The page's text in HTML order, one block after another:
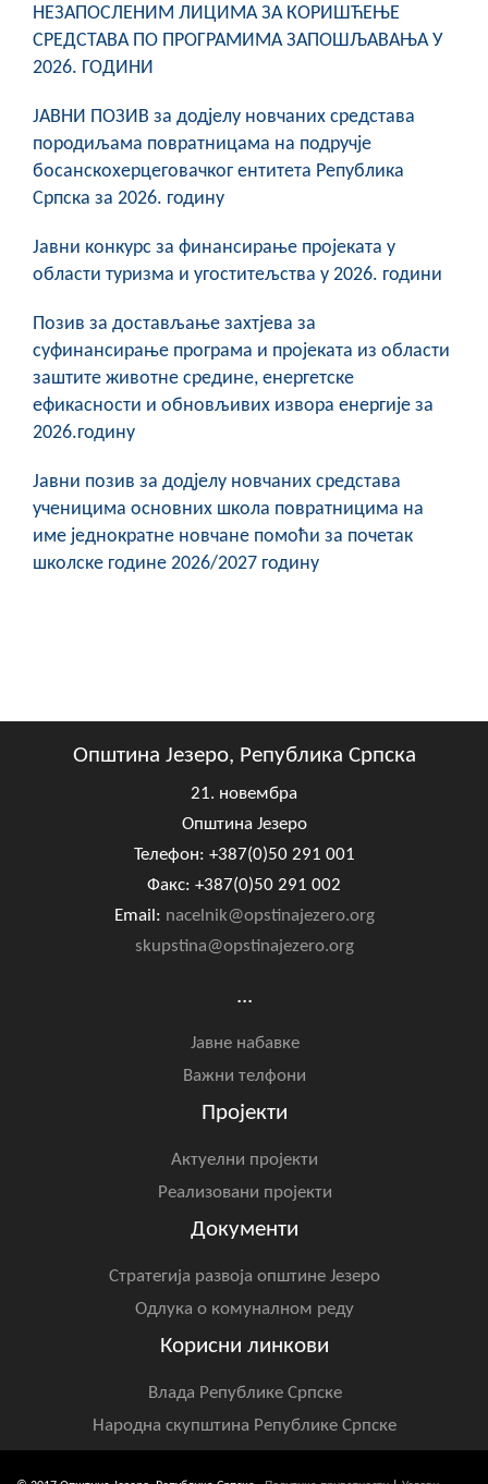
НЕЗАПОСЛЕНИМ ЛИЦИМА ЗА КОРИШЋЕЊЕ
СРЕДСТАВА ПО ПРОГРАМИМА ЗАПОШЉАВАЊА У
2026. ГОДИНИ
ЈАВНИ ПОЗИВ за додјелу новчаних средстава
породиљама повратницама на подручје
босанскохерцеговачког ентитета Република
Српска за 2026. годину
Јавни конкурс за финансирање пројеката у
области туризма и угоститељства у 2026. години
Позив за достављање захтјева за
суфинансирање програма и пројеката из области
заштите животне средине, енергетске
ефикасности и обновљивих извора енергије за
2026.годину
Јавни позив за додјелу новчаних средстава
ученицима основних школа повратницима на
име једнократне новчане помоћи за почетак
школске године 2026/2027 годину
Општина Језеро, Република Српска
21. новембра
Општина Језеро
Телефон: +387(0)50 291 001
Факс: +387(0)50 291 002
Email: nacelnik@opstinajezero.org
skupstina@opstinajezero.org
...
Јавне набавке
Важни телфони
Пројекти
Актуелни пројекти
Реализовани пројекти
Документи
Стратегија развоја општине Језеро
Одлука о комуналном реду
Корисни линкови
Влада Републике Српске
Народна скупштина Републике Српске